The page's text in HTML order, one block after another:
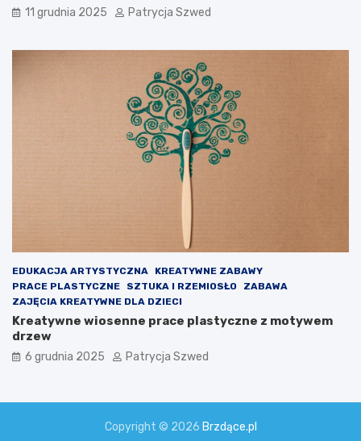
? 11 grudnia 2025 Patrycja Szwed
EDUKACJA ARTYSTYCZNA
KREATYWNE ZABAWY
PRACE PLASTYCZNE
SZTUKA I RZEMIOSŁO
ZABAWA
ZAJĘCIA KREATYWNE DLA DZIECI
Kreatywne wiosenne prace plastyczne z motywem
drzew
6 grudnia 2025 Patrycja Szwed
Copyright © 2026 Brzdące.pl